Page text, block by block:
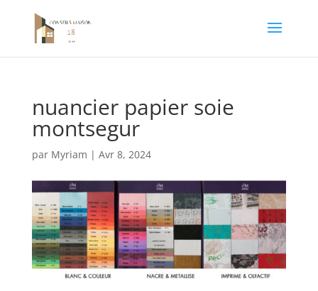
nuancier papier soie
montsegur
par Myriam | Avr 8, 2024